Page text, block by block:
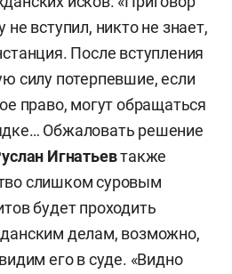
вступил, никто не знает,
После вступления
силу потерпевшие, если
право, могут обращаться
Обжаловать решение
Игнатьевтакже
слишком суровым
будет проходить
делам, возможно,
его в суде. «Видно